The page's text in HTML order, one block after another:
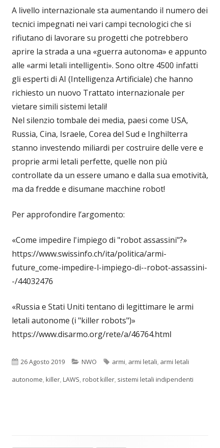
A livello internazionale sta aumentando il numero dei
tecnici impegnati nei vari campi tecnologici che si
rifiutano di lavorare su progetti che potrebbero
aprire la strada a una «guerra autonoma» e appunto
alle «armi letali intelligenti». Sono oltre 4500 infatti
gli esperti di AI (Intelligenza Artificiale) che hanno
richiesto un nuovo Trattato internazionale per
vietare simili sistemi letali!
Nel silenzio tombale dei media, paesi come USA,
Russia, Cina, Israele, Corea del Sud e Inghilterra
stanno investendo miliardi per costruire delle vere e
proprie armi letali perfette, quelle non più
controllate da un essere umano e dalla sua emotività,
ma da fredde e disumane macchine robot!
Per approfondire l’argomento:
«Come impedire l'impiego di "robot assassini"?»
https://www.swissinfo.ch/ita/politica/armi-
future_come-impedire-l-impiego-di--robot-assassini-
-/44032476
«Russia e Stati Uniti tentano di legittimare le armi
letali autonome (i "killer robots")»
https://www.disarmo.org/rete/a/46764.html
Pubblicato
26 Agosto 2019 Categorie
NWO Tag
armi, armi letali, armi letali
autonome,killer,LAWS,robot killer, sistemi letali indipendenti